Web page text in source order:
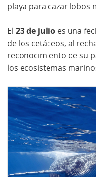
playa para cazar lobos
El 23 de julio es una
de los cetáceos, al
reconocimiento de su
los ecosistemas